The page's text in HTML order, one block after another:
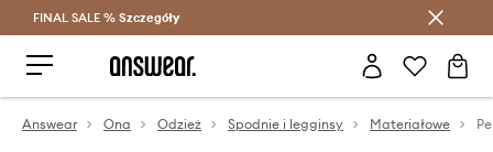
Oszczędzaj z Answear Club >
FINAL SALE % Szczegóły
Answear Ona Odzież Spodnie i legginsy Materiałowe